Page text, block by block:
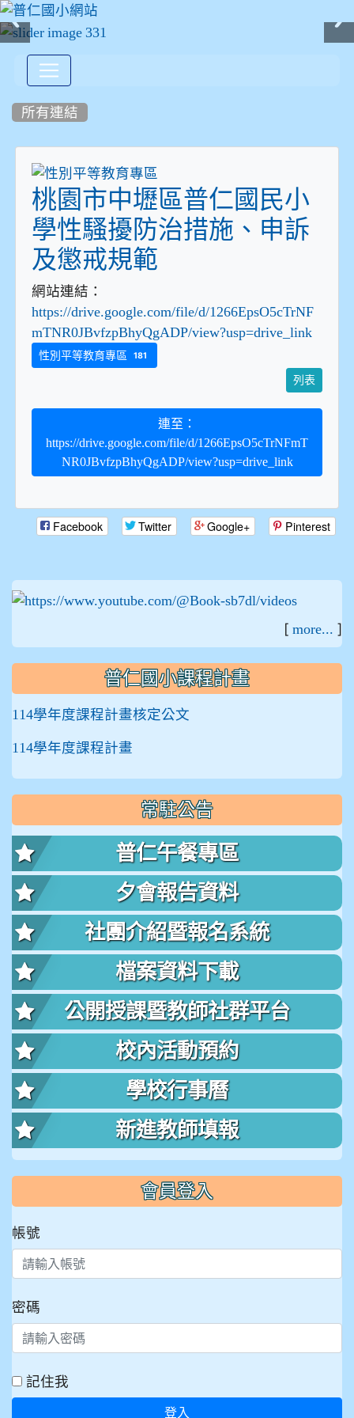
所有連結
桃園市中壢區普仁國民小
學性騷擾防治措施、申訴
及懲戒規範
網站連結：
https://drive.google.com/file/d/1266EpsO5cTrNF
mTNR0JBvfzpBhyQgADP/view?usp=drive_link
性別平等教育專區 181
列表
連至：
https://drive.google.com/file/d/1266EpsO5cTrNFmT
NR0JBvfzpBhyQgADP/view?usp=drive_link
Facebook Twitter Google+ Pinterest
[ more... ]
普仁國小課程計畫
114學年度課程計畫核定公文
114學年度課程計畫
常駐公告
普仁午餐專區
夕會報告資料
社團介紹暨報名系統
檔案資料下載
公開授課暨教師社群平台
校內活動預約
學校行事曆
新進教師填報
會員登入
帳號
密碼
記住我
登入